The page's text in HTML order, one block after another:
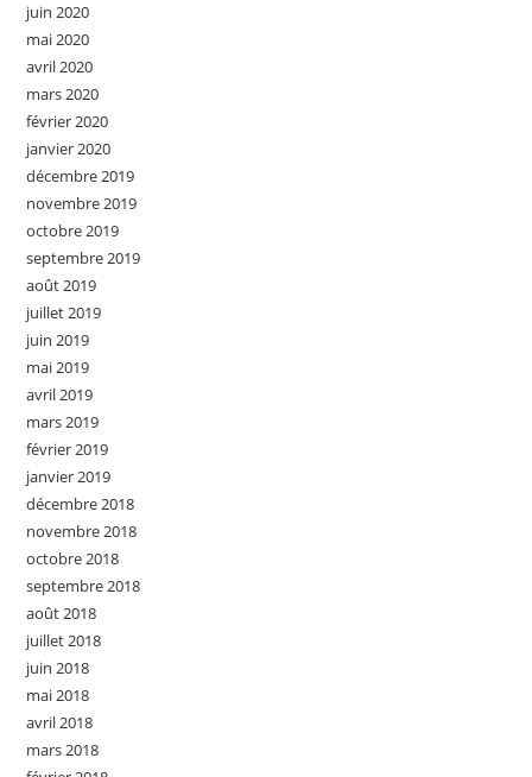
juin 2020
mai 2020
avril 2020
mars 2020
février 2020
janvier 2020
décembre 2019
novembre 2019
octobre 2019
septembre 2019
août 2019
juillet 2019
juin 2019
mai 2019
avril 2019
mars 2019
février 2019
janvier 2019
décembre 2018
novembre 2018
octobre 2018
septembre 2018
août 2018
juillet 2018
juin 2018
mai 2018
avril 2018
mars 2018